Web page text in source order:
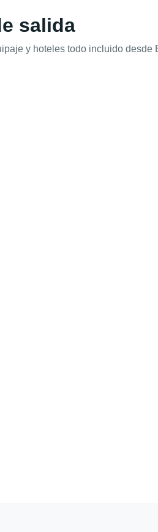
salida
y hoteles todo incluido desde